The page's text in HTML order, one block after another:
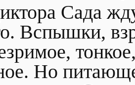
Сада
Вспышки,
Но